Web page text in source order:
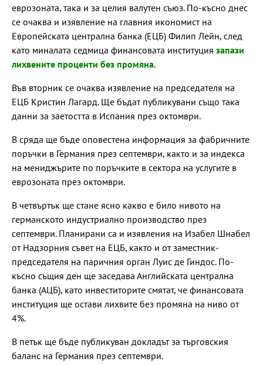
еврозоната, така и за целия валутен съюз. По-късно днес
се очаква и изявление на главния икономист на
Европейската централна банка (ЕЦБ) Филип Лейн, след
като миналата седмица финансовата институция запази
лихвените проценти без промяна.
Във вторник се очаква изявление на председателя на
ЕЦБ Кристин Лагард. Ще бъдат публикувани също така
данни за заетостта в Испания през октомври.
В сряда ще бъде оповестена информация за фабричните
поръчки в Германия през септември, както и за индекса
на мениджърите по поръчките в сектора на услугите в
еврозоната през октомври.
В четвъртък ще стане ясно какво е било нивото на
германското индустриално производство през
септември. Планирани са и изявления на Изабел Шнабел
от Надзорния съвет на ЕЦБ, както и от заместник-
председателя на паричния орган Луис де Гиндос. По-
късно същия ден ще заседава Английската централна
банка (АЦБ), като инвеститорите смятат, че финансовата
институция ще остави лихвите без промяна на ниво от
4%.
В петък ще бъде публикуван докладът за търговския
баланс на Германия през септември.